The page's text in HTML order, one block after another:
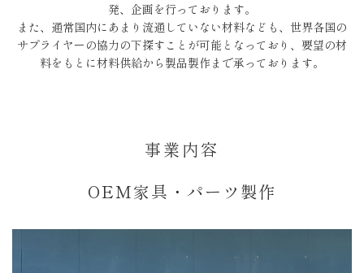
発、企画を行っております。
また、通常国内にあまり流通していない材料なども、世界各国の
サプライヤーの協力の下探すことが可能となっており、 要望の材
料をもとに材料供給から製品製作まで承っております。
事業内容
OEM家具・パーツ製作